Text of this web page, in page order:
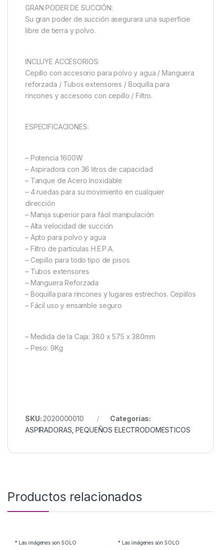
GRAN PODER DE SUCCIÓN:
Su gran poder de succión asegurara una superficie
libre de tierra y polvo.
INCLUYE ACCESORIOS:
Cepillo con accesorio para polvo y agua / Manguera
reforzada / Tubos extensores / Boquilla para
rincones y accesorio con cepillo / Filtro.
ESPECIFICACIONES:
– Potencia 1600W
– Aspiradora con 36 litros de capacidad
– Tanque de Acero Inoxidable
– 4 ruedas para su movimiento en cualquier
dirección
– Manija superior para fácil manipulación
– Alta velocidad de succión
– Apto para polvo y agua
– Filtro de partículas H.E.P.A.
– Cepillo para todo tipo de pisos
– Tubos extensores
– Manguera Reforzada
– Boquilla para rincones y lugares estrechos. Cepillos
– Fácil uso y ensamble seguro
– Medida de la Caja: 380 x 575 x 380mm
– Peso: 9Kg
SKU: 2020000010
Categorías:
ASPIRADORAS ,PEQUEÑOS ELECTRODOMESTICOS
Productos relacionados
* Las imágenes son SOLO
* Las imágenes son SOLO